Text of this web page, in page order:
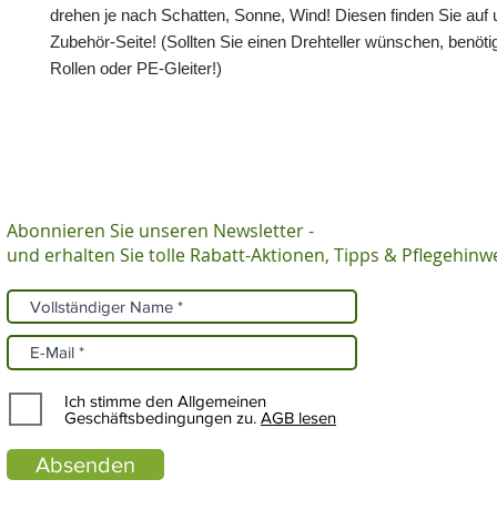
drehen je nach Schatten, Sonne, Wind! Diesen finden Sie auf
Zubehör-Seite! (Sollten Sie einen Drehteller wünschen,
Rollen oder PE-Gleiter!)
Abonnieren Sie unseren Newsletter -
und erhalten Sie tolle Rabatt-Aktionen, Tipps &
Ich stimme den Allgemeinen
Geschäftsbedingungen zu. AGB lesen
Absenden